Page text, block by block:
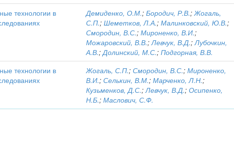
технологии в
Демиденко, О.М.;Бородич, Р.В.;Жогаль,
С.П.;Шеметков, Л.А.;Малинковский, Ю.В.;
Смородин, В.С.;Мироненко, В.И.;
Можаровский, В.В.;Левчук, В.Д.;Лубочкин,
А.В.;Долинский, М.С.;Подгорная, В.В.
технологии в
Жогаль, С.П.;Смородин, В.С.;Мироненко,
В.И.;Селькин, В.М.;Марченко, Л.Н.;
Кузьменков, Д.С.;Левчук, В.Д.;Осипенко,
Н.Б.;Маслович, С.Ф.